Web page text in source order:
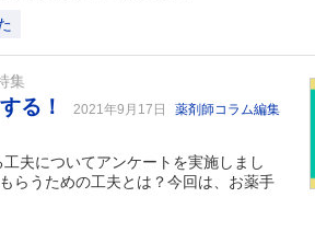
集
る！ 2021年9月17日
薬剤師コラム編集
夫についてアンケートを実施しまし
らうための工夫とは？今回は、お薬手